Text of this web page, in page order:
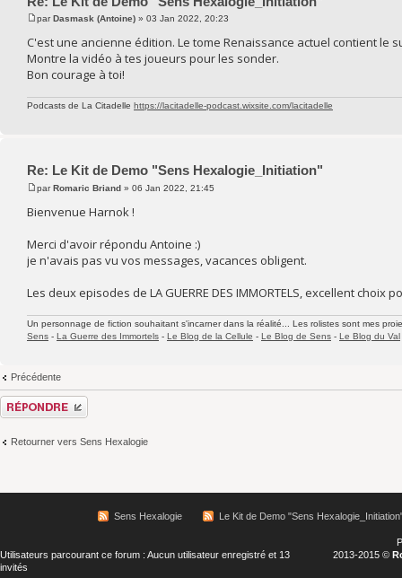
parDasmask (Antoine) » 03 Jan 2022, 20:23
C'est une ancienne édition. Le tome Renaissance actuel contient le
Montre la vidéo à tes joueurs pour les sonder.
Bon courage à toi!
Podcasts de La Citadelle https://lacitadelle-podcast.wixsite.com/lacitadelle
Re: Le Kit de Demo "Sens Hexalogie_Initiation"
parRomaric Briand » 06 Jan 2022, 21:45
Bienvenue Harnok !
Merci d'avoir répondu Antoine :)
je n'avais pas vu vos messages, vacances obligent.
Les deux episodes de LA GUERRE DES IMMORTELS, excellent choix
Un personnage de fiction souhaitant s'incarner dans la réalité... Les rolistes sont mes
Sens - La Guerre des Immortels - Le Blog de la Cellule - Le Blog de Sens - Le Blog du Val
Précédente
Répondre
Retourner vers Sens Hexalogie
Sens Hexalogie Le Kit de Demo "Sens
Utilisateurs parcourant ce forum : Aucun utilisateur enregistré et 13
invités
2013-2015 ©